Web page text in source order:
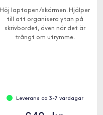
Höj laptopen/skärmen. Hjälper
till att organisera ytan på
skrivbordet, även när det är
trångt om utrymme.
Leverans ca 3-7 vardagar